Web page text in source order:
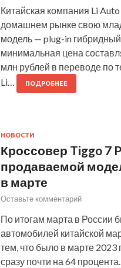
Китайская компания Li
домашнем рынке свою
модель — plug-in гибридный
минимальная цена
млн рублей в переводе по
Li…
ПОДРОБНЕЕ
НОВОСТИ
Кроссовер Tiggo 7
продаваемой
в марте
Оставьте комментарий
По итогам марта в России
автомобилей китайской
тем, что было в марте
сразу почти на 64